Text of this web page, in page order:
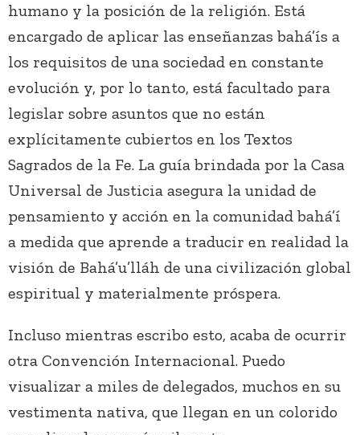
humano y la posición de la religión. Está
encargado de aplicar las enseñanzas bahá’ís a
los requisitos de una sociedad en constante
evolución y, por lo tanto, está facultado para
legislar sobre asuntos que no están
explícitamente cubiertos en los Textos
Sagrados de la Fe. La guía brindada por la Casa
Universal de Justicia asegura la unidad de
pensamiento y acción en la comunidad bahá’í
a medida que aprende a traducir en realidad la
visión de Bahá’u’lláh de una civilización global
espiritual y materialmente próspera.
Incluso mientras escribo esto, acaba de ocurrir
otra Convención Internacional. Puedo
visualizar a miles de delegados, muchos en su
vestimenta nativa, que llegan en un colorido